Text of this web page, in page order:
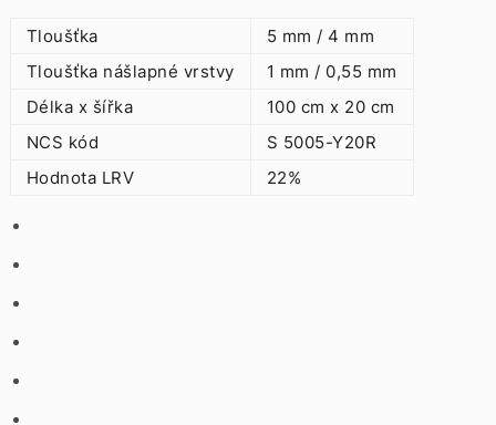
Tloušťka
5 mm / 4 mm
Tloušťka nášlapné vrstvy
1 mm / 0,55 mm
Délka x šířka
100 cm x 20 cm
NCS kód
S 5005-Y20R
Hodnota LRV
22%